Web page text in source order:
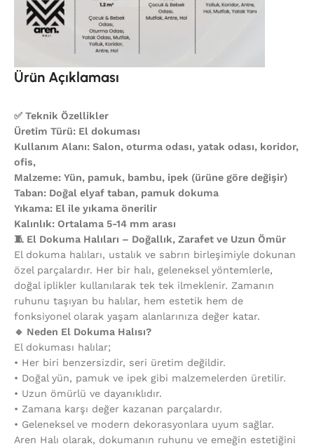
Ürün Açıklaması
✅ Teknik Özellikler
Üretim Türü: El dokuması
Kullanım Alanı: Salon, oturma odası, yatak odası, koridor,
ofis,
Malzeme: Yün, pamuk, bambu, ipek (ürüne göre değişir)
Taban: Doğal elyaf taban, pamuk dokuma
Yıkama: El ile yıkama önerilir
Kalınlık: Ortalama 5-14 mm arası
🧵 El Dokuma Halıları – Doğallık, Zarafet ve Uzun Ömür
El dokuma halıları, ustalık ve sabrın birleşimiyle dokunan
özel parçalardır. Her bir halı, geleneksel yöntemlerle,
doğal iplikler kullanılarak tek tek ilmeklenir. Zamanın
ruhunu taşıyan bu halılar, hem estetik hem de
fonksiyonel olarak yaşam alanlarınıza değer katar.
🔹 Neden El Dokuma Halısı?
El dokuması halılar;
•⁠ ⁠Her biri benzersizdir, seri üretim değildir.
•⁠ ⁠Doğal yün, pamuk ve ipek gibi malzemelerden üretilir.
•⁠ ⁠Uzun ömürlü ve dayanıklıdır.
•⁠ ⁠Zamana karşı değer kazanan parçalardır.
•⁠ ⁠Geleneksel ve modern dekorasyonlara uyum sağlar.
Aren Halı olarak, dokumanın ruhunu ve emeğin estetiğini